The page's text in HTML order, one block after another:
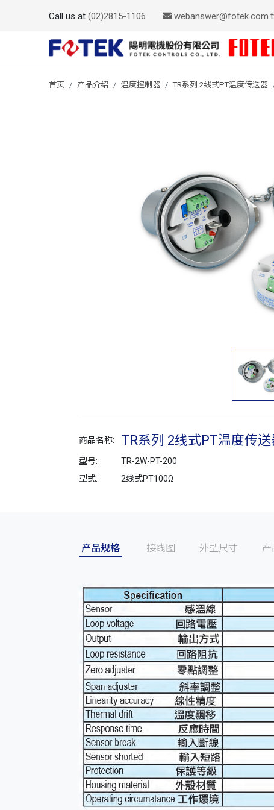
Call us at (02)2815-1106
首页 产品介绍 温度控制器 TR系列 2线式PT温度传送器
商品名称: TR系列 2线式PT温度传送
型号:
TR-2W-PT-200
型式:
2线式PT100Ω
产品规格 接线图 外型尺寸